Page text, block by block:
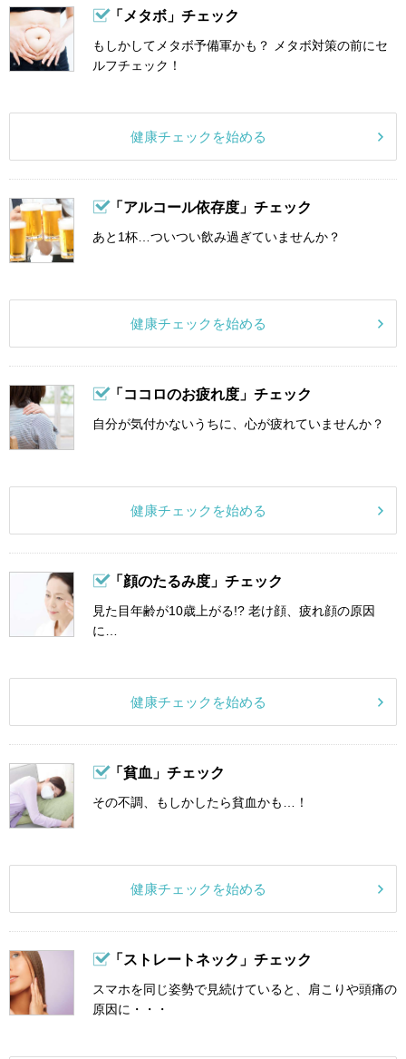
「メタボ」チェック
もしかしてメタボ予備軍かも？ メタボ対策の前にセ
ルフチェック！
健康チェックを始める
「アルコール依存度」チェック
あと1杯…ついつい飲み過ぎていませんか？
健康チェックを始める
「ココロのお疲れ度」チェック
自分が気付かないうちに、心が疲れていませんか？
健康チェックを始める
「顔のたるみ度」チェック
見た目年齢が10歳上がる!? 老け顔、疲れ顔の原因
に…
健康チェックを始める
「貧血」チェック
その不調、もしかしたら貧血かも…！
健康チェックを始める
「ストレートネック」チェック
スマホを同じ姿勢で見続けていると、肩こりや頭痛の
原因に・・・